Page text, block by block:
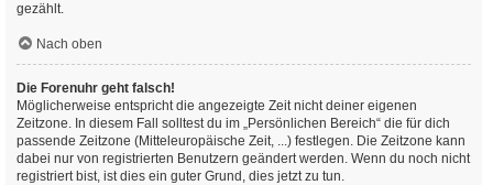
gezählt.
Nach oben
Die Forenuhr geht falsch!
Möglicherweise entspricht die angezeigte Zeit nicht deiner eigenen
Zeitzone. In diesem Fall solltest du im „Persönlichen Bereich“ die für dich
passende Zeitzone (Mitteleuropäische Zeit, ...) festlegen. Die Zeitzone kann
dabei nur von registrierten Benutzern geändert werden. Wenn du noch nicht
registriert bist, ist dies ein guter Grund, dies jetzt zu tun.